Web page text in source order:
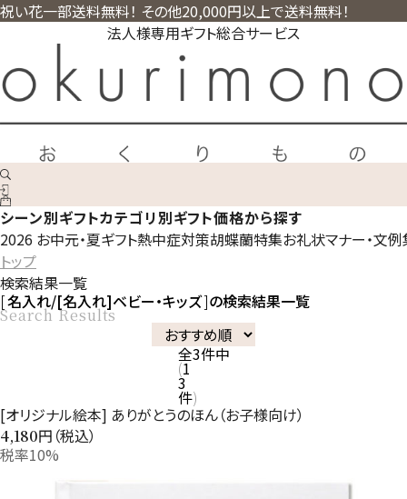
祝い花一部送料無料！ その他20,000円以上で送料無料！
法人様専用ギフト総合サービス
シーン別ギフトカテゴリ別ギフト価格から探す
2026 お中元・夏ギフト熱中症対策胡蝶蘭特集お礼状マナー・文
トップ
検索結果一覧
名入れ/[名入れ]ベビー・キッズ の検索結果一覧
Search Results
全3件中
1
3
件
[オリジナル絵本] ありがとうのほん（お子様向け）
4,180円（税込）
税率10%